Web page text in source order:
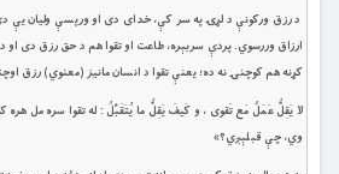
د رزق ورکونې د لړۍ په سر کې، خدای دی او ورپسې وليان يې
ارزاق وررسوي. پردې سربېره، طاعت او تقوا هم د حق رزق دی او د
کړنه هم کوچنۍ نه ده؛ يعنې تقوا د انسان مانيز (معنوي) رزق
لا يَقِلُّ عَمَلٌ مَع تَقوى ، و كَيفَ يَقِلُّ ما يُتَقَبَّلُ : له تقوا سره مل هره
وي، چې قبلېږي؟»